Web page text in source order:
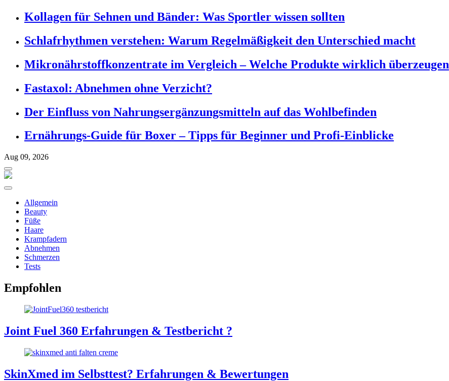
Kollagen für Sehnen und Bänder: Was Sportler wissen sollten
Schlafrhythmen verstehen: Warum Regelmäßigkeit den Unterschied macht
Mikronährstoffkonzentrate im Vergleich – Welche Produkte wirklich überzeugen
Fastaxol: Abnehmen ohne Verzicht?
Der Einfluss von Nahrungsergänzungsmitteln auf das Wohlbefinden
Ernährungs-Guide für Boxer – Tipps für Beginner und Profi-Einblicke
Aug 09, 2026
Allgemein
Beauty
Füße
Haare
Krampfadern
Abnehmen
Schmerzen
Tests
Empfohlen
Joint Fuel 360 Erfahrungen & Testbericht ?
SkinXmed im Selbsttest? Erfahrungen & Bewertungen